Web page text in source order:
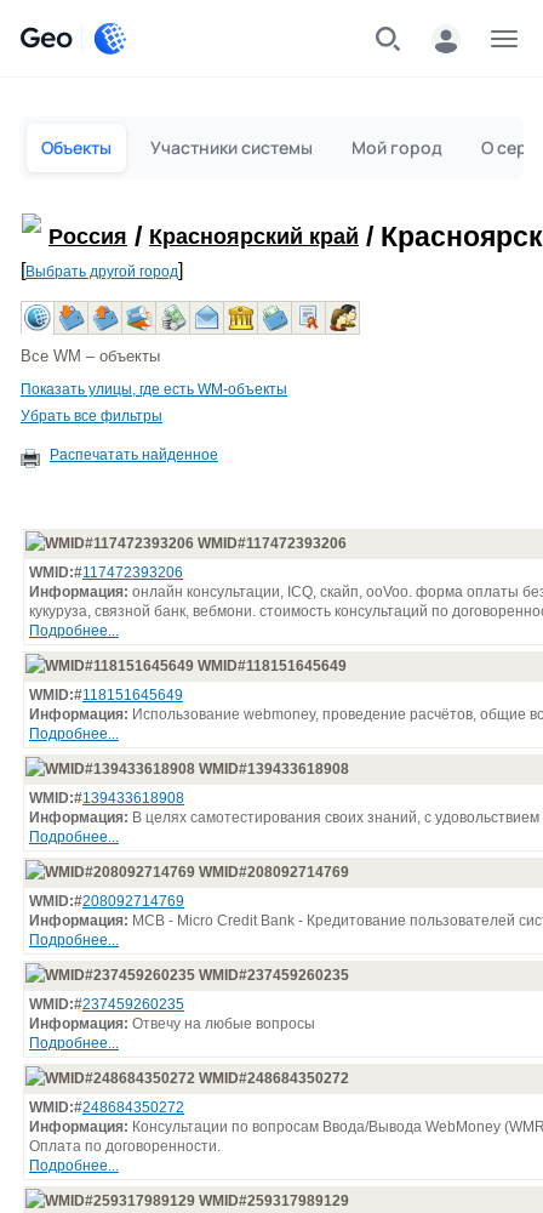
Geo
Объекты Участники системы Мой город О
Россия / Красноярский край / Красноярск
[Выбрать другой город]
Все WM – объекты
Показать улицы, где есть WM-объекты
Убрать все фильтры
Распечатать найденное
WMID#117472393206
WMID:#117472393206
Информация: онлайн консультации, ICQ, скайп, ooVoo. форма оплаты
кукуруза, связной банк, вебмони. стоимость консультаций по
Подробнее...
WMID#118151645649
WMID:#118151645649
Информация: Использование webmoney, проведение расчётов, общие
Подробнее...
WMID#139433618908
WMID:#139433618908
Информация: В целях самотестирования своих знаний, с
Подробнее...
WMID#208092714769
WMID:#208092714769
Информация: MCB - Micro Credit Bank - Кредитование пользователей
Подробнее...
WMID#237459260235
WMID:#237459260235
Информация: Отвечу на любые вопросы
Подробнее...
WMID#248684350272
WMID:#248684350272
Информация: Консультации по вопросам Ввода/Вывода WebMoney
Оплата по договоренности.
Подробнее...
WMID#259317989129